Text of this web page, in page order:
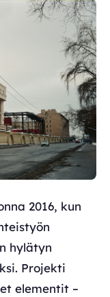
2016, kun
hylätyn
Projekti
elementit –